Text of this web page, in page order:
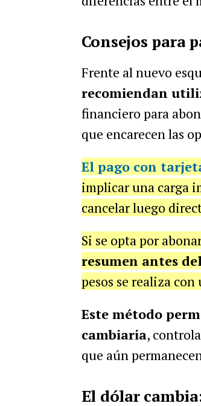
Consejos para
Frente al nuevo
recomiendan
financiero para
que encarecen las
El pago con
implicar una carga
cancelar luego
Si se opta por
resumen antes
pesos se realiza
Este método
cambiaria,
que aún
El dólar